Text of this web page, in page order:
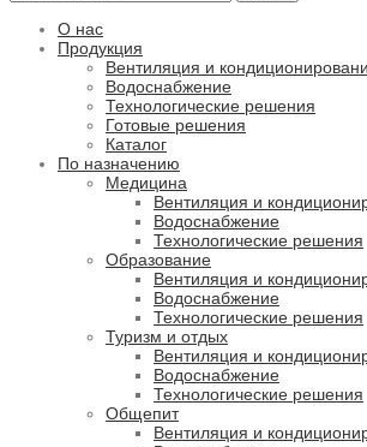
О нас
Продукция
Вентиляция и
Водоснабжение
Технологические решения
Готовые решения
Каталог
По назначению
Медицина
Вентиляция и
Водоснабжение
Технологические решения
Образование
Вентиляция и
Водоснабжение
Технологические решения
Туризм и отдых
Вентиляция и
Водоснабжение
Технологические решения
Общепит
Вентиляция и